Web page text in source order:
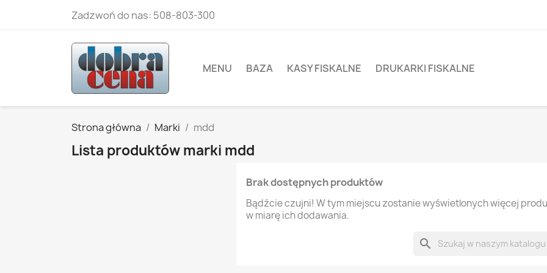
Zadzwoń do nas: 508-803-300
MENU BAZA KASY FISKALNE DRUKARKI FISKALNE
Strona główna Marki mdd
Lista produktów marki mdd
Brak dostępnych produktów
Bądźcie czujni! W tym miejscu zostanie wyświetlonych więcej
w miarę ich dodawania.
search